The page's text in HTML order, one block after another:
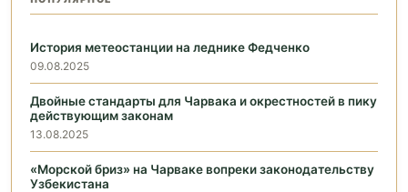
История метеостанции на леднике Федченко
09.08.2025
Двойные стандарты для Чарвака и окрестностей в пику
действующим законам
13.08.2025
«Морской бриз» на Чарваке вопреки законодательству
Узбекистана